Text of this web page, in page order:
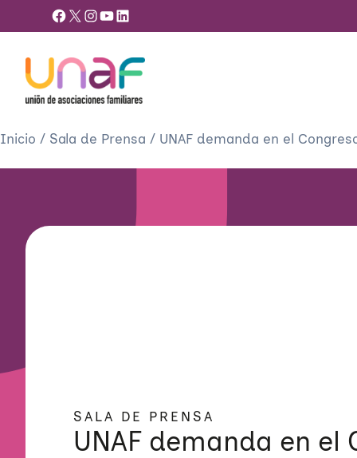
Facebook X InstagramYouTube LinkedIn
Inicio / Sala de Prensa / UNAF demanda en el
SALA DE PRENSA
UNAF demanda en el